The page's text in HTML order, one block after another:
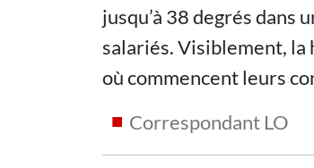
jusqu’à 38 degrés dans
salariés. Visiblement, la
où commencent leurs
Correspondant LO